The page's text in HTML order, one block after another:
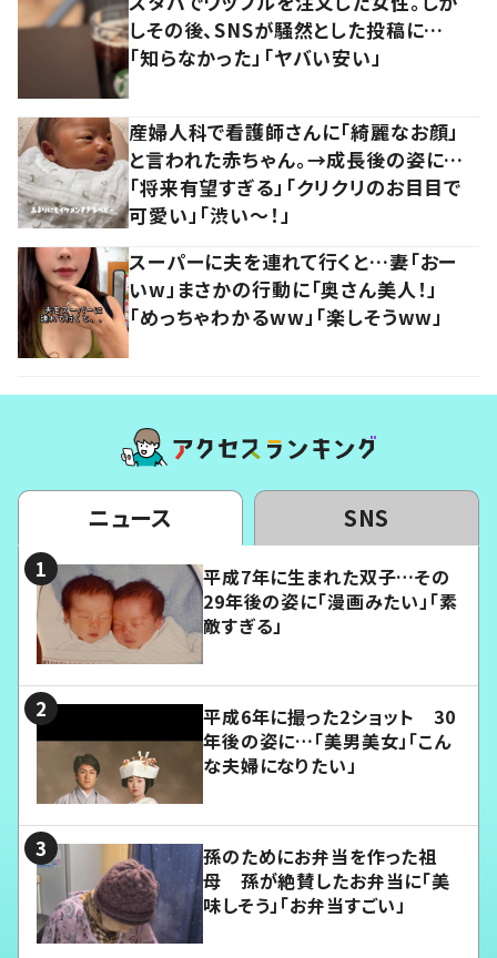
しその後、SNSが騒然とした投稿に…
「知らなかった」「ヤバい安い」
産婦人科で看護師さんに「綺麗なお顔」
と言われた赤ちゃん。→成長後の姿に…
「将来有望すぎる」「クリクリのお目目で
可愛い」「渋い～！」
スーパーに夫を連れて行くと…妻「おー
いw」まさかの行動に「奥さん美人！」
「めっちゃわかるww」「楽しそうww」
ニュース SNS
平成7年に生まれた双子…その
29年後の姿に「漫画みたい」「素
敵すぎる」
平成6年に撮った2ショット 30
年後の姿に…「美男美女」「こん
な夫婦になりたい」
孫のためにお弁当を作った祖
母 孫が絶賛したお弁当に「美
味しそう」「お弁当すごい」